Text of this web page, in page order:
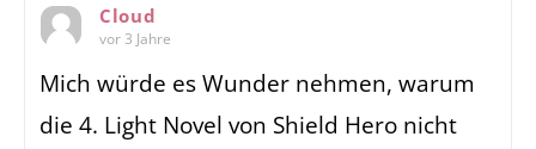
Cloud
vor 3 Jahre
Mich würde es Wunder nehmen, warum
die 4. Light Novel von Shield Hero nicht